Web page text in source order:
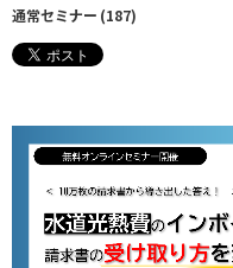
通常セミナー (187)